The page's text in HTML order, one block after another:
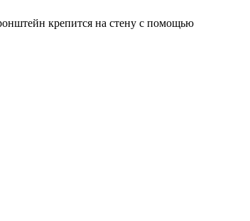
крепится на стену с помощью